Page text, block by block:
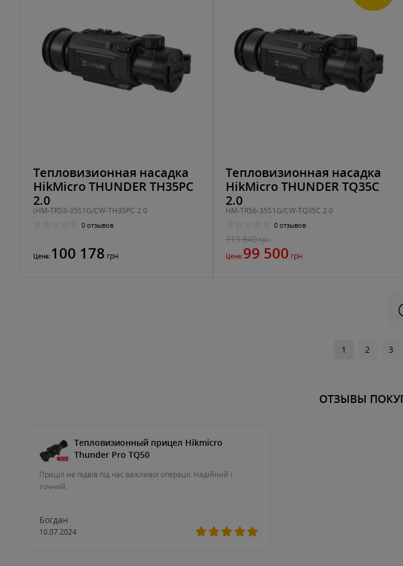
Тепловизионная насадка
HikMicro THUNDER TH35PC
2.0
(HM-TR53-35S1G/CW-TH35PC 2.0
0 отзывов
Цена: 100 178 грн
Тепловизионная насадка
HikMicro THUNDER TQ35C
2.0
HM-TR56-35S1G/CW-TQ35C 2.0
0 отзывов
119 840грн
Цена:99 500 грн
1 2 3
ОТЗЫВЫ
Тепловизионный прицел Hikmicro
Thunder Pro TQ50
Приціл не підвів під час важливої операції. Надійний і
точний.
Богдан
10.07.2024